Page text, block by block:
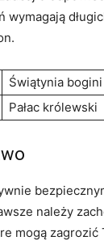
wymagają⁤
Świątynia
Pałac królewski
należy
mogą zagrozić‍